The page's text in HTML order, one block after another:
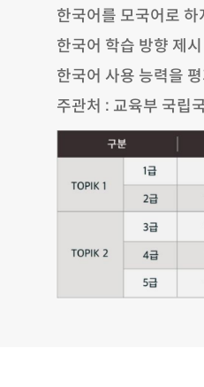
한국어를 모국어로 하
한국어 학습 방향 제
한국어 사용 능력을
주관처 : 교육부 국립